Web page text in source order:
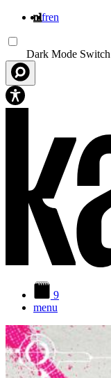
nlfren
Dark Mode Switch
9
menu